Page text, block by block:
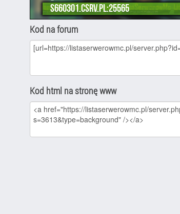
Kod na forum
Kod html na stronę www